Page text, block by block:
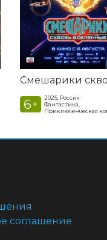
6 +
2025, Россия
Фантастика,
Приключенческая
соглашение